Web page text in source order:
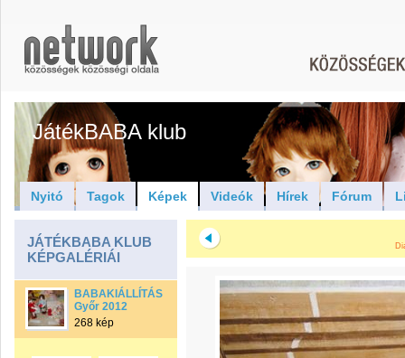
JátékBABA klub
Nyitó Tagok Képek Videók Hírek Fórum
JÁTÉKBABA KLUB
KÉPGALÉRIÁI
BABAKIÁLLÍTÁS
Győr 2012
268 kép